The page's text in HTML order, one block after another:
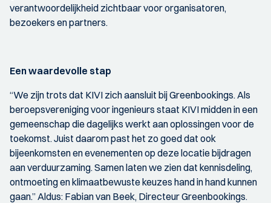
verantwoordelijkheid zichtbaar voor organisatoren,
bezoekers en partners.
Een waardevolle stap
“We zijn trots dat KIVI zich aansluit bij Greenbookings. Als
beroepsvereniging voor ingenieurs staat KIVI midden in een
gemeenschap die dagelijks werkt aan oplossingen voor de
toekomst. Juist daarom past het zo goed dat ook
bijeenkomsten en evenementen op deze locatie bijdragen
aan verduurzaming. Samen laten we zien dat kennisdeling,
ontmoeting en klimaatbewuste keuzes hand in hand kunnen
gaan.” Aldus: Fabian van Beek, Directeur Greenbookings.